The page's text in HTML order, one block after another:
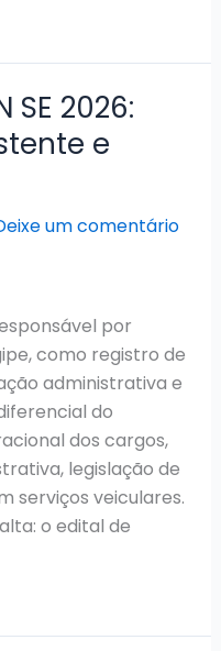
SE 2026:
e
um comentário
por
como registro de
administrativa e
do
dos cargos,
legislação de
serviços veiculares.
o edital de